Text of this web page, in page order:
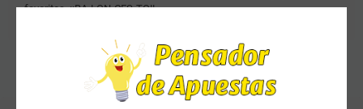
favoritos. ¡¡BA-LON-CES-TO!!